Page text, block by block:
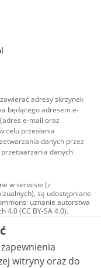
adresy skrzynek
będącego adresem e-
e-mail oraz
celu przesłania
danych przez
danych
w serwisie (z
są udostępniane
uznanie autorstwa
4.0 (CC BY-SA 4.0).
tym zdjęcia, materiały
na licencji typu
autorstwa użycie
zależnych 4.0 (CC BY-
inaczej.
witryny oraz do